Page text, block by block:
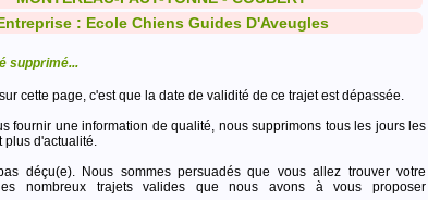
: Ecole Chiens Guides D'Aveugles
supprimé...
cette page, c'est que la date de validité de ce trajet est dépassée.
fournir une information de qualité, nous supprimons tous les jours les
plus d'actualité.
déçu(e). Nous sommes persuadés que vous allez trouver votre
nombreux trajets valides que nous avons à vous proposer